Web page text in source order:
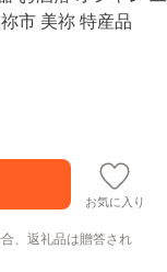
市 美祢 特産品
お気に入り
、返礼品は贈答され